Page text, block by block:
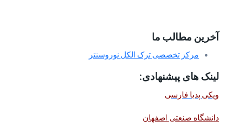
آخرین مطالب ما
مرکز تخصصی ترک الکل نوروسنتر
لینک های پیشنهادی:
ویکی پدیا فارسی
دانشگاه صنعتی اصفهان